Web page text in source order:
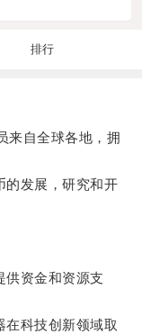
排行
自全球各地，拥
发展，研究和开
资金和资源支
科技创新领域取